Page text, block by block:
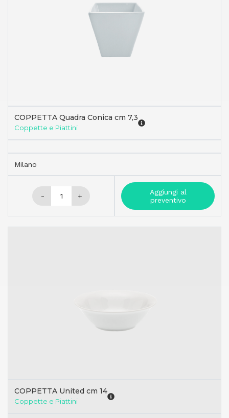
COPPETTA Quadra Conica cm 7,3
Coppette e Piattini
Milano
- +
Aggiungi al
preventivo
COPPETTA United cm 14
Coppette e Piattini